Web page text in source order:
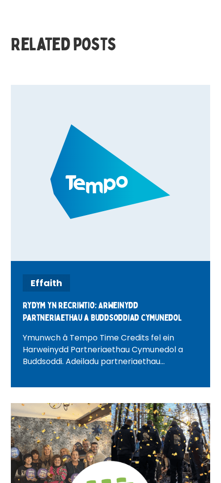
Related posts
Effaith
Rydym yn recriwtio: Arweinydd
Partneriaethau a Buddsoddiad Cymunedol
Ymunwch â Tempo Time Credits fel ein
Harweinydd Partneriaethau Cymunedol a
Buddsoddi. Adeiladu partneriaethau
a chreu newid cadarnhaol ledled Llundain.